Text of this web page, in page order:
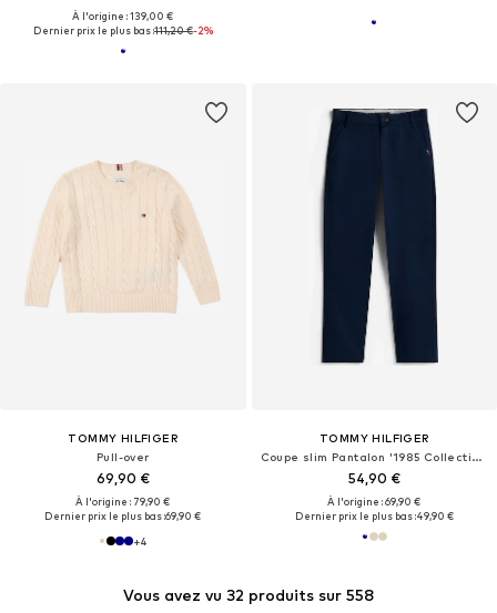
À l'origine : 139,00 €
Dernier prix le plus bas :111,20 €-2%
TOMMY HILFIGER
Pull-over
69,90 €
À l'origine : 79,90 €
Dernier prix le plus bas :69,90 €
+4
TOMMY HILFIGER
Coupe slim Pantalon '1985 Collection'
54,90 €
À l'origine : 69,90 €
Dernier prix le plus bas :49,90 €
Vous avez vu 32 produits sur 558